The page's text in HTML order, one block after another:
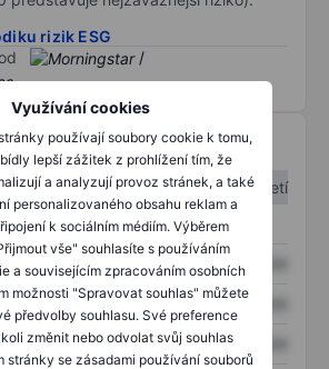
Využívání cookies
používají soubory cookie k tomu,
lepší zážitek z prohlížení tím, že
a analyzují provoz stránek, a také
personalizovaného obsahu reklam a
k sociálním médiím. Výběrem
vše" souhlasíte s používáním
a souvisejícím zpracováním osobních
možnosti "Spravovat souhlas" můžete
předvolby souhlasu. Své preference
změnit nebo odvolat svůj souhlas
stránky se zásadami používání souborů
rizik ESG
/
1. čtvrtletí
2. čtvrtletí
XXXXXXX XXXXXXX
XXXXXXX XXXXXXX
XXXXXXX XXXXXXX